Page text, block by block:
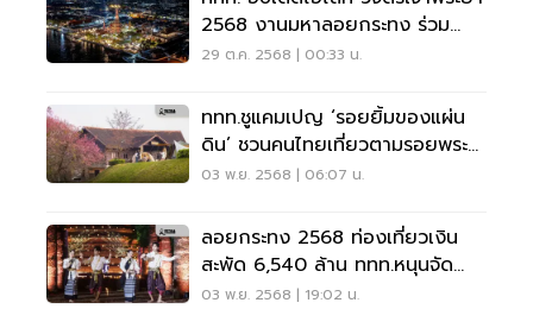
2568 งานมหาลอยกระทง ร่วม
รำลึกสมเด็จพระพันปีหลวง
29 ต.ค. 2568 | 00:33 น.
ททท.ชูแคมเปญ ‘รอยยิ้มของแผ่น
ดิน’ ชวนคนไทยเที่ยวตามรอยพระ
ราชดำริ สมเด็จพระพันปีหลวง
03 พ.ย. 2568 | 06:07 น.
ลอยกระทง 2568 ท่องเที่ยวเงิน
สะพัด 6,540 ล้าน ททท.หนุนจัด
ประเพณีลอยกระทง 7 จังหวัด
03 พ.ย. 2568 | 19:02 น.